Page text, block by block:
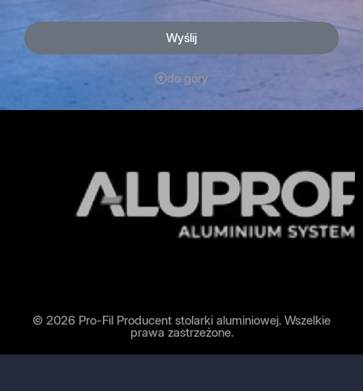
Wyślij
do góry
© 2026 Pro-Fil Producent stolarki aluminiowej. Wszelkie
prawa zastrzeżone.